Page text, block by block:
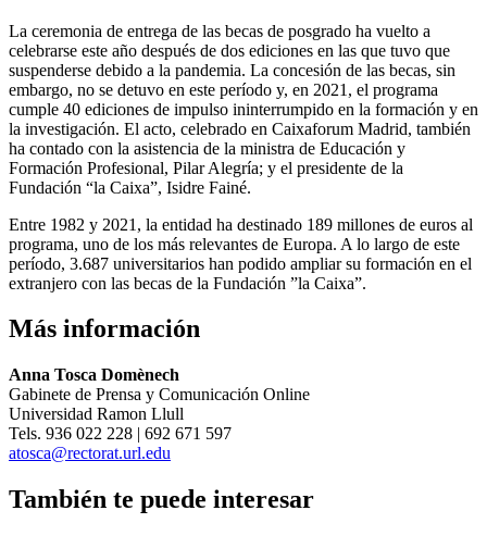
La ceremonia de entrega de las becas de posgrado ha vuelto a
celebrarse este año después de dos ediciones en las que tuvo que
suspenderse debido a la pandemia. La concesión de las becas, sin
embargo, no se detuvo en este período y, en 2021, el programa
cumple 40 ediciones de impulso ininterrumpido en la formación y en
la investigación. El acto, celebrado en Caixaforum Madrid, también
ha contado con la asistencia de la ministra de Educación y
Formación Profesional, Pilar Alegría; y el presidente de la
Fundación “la Caixa”, Isidre Fainé.
Entre 1982 y 2021, la entidad ha destinado 189 millones de euros al
programa, uno de los más relevantes de Europa. A lo largo de este
período, 3.687 universitarios han podido ampliar su formación en el
extranjero con las becas de la Fundación ”la Caixa”.
Más información
Anna Tosca Domènech
Gabinete de Prensa y Comunicación Online
Universidad Ramon Llull
Tels. 936 022 228 | 692 671 597
atosca@rectorat.url.edu
También te puede interesar